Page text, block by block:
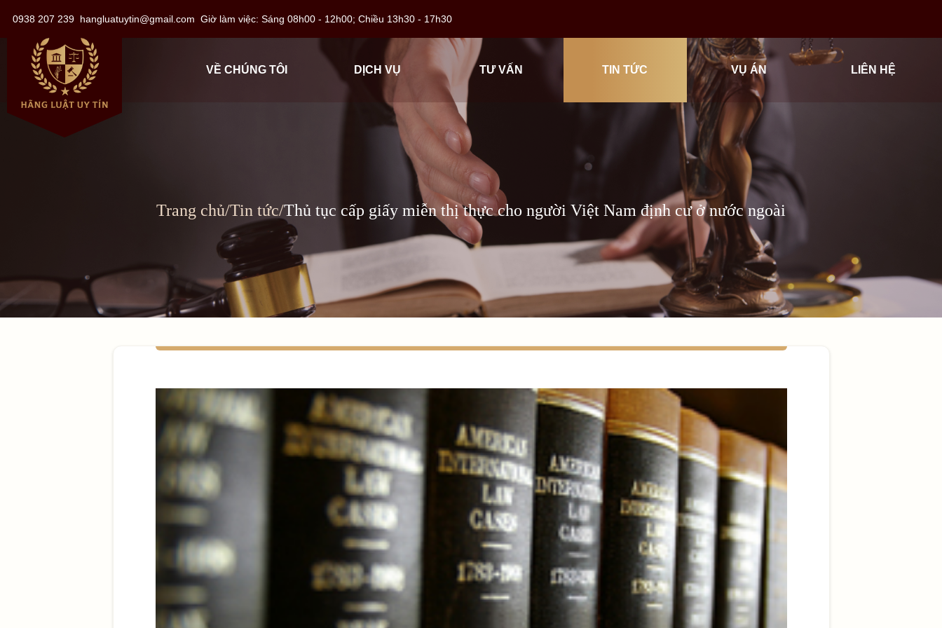
0938 207 239 hangluatuytin@gmail.com Giờ làm việc: Sáng 08h00 - 12h00; Chiều 13h30 - 17h30
VỀ CHÚNG TÔI DỊCH VỤ TƯ VẤN TIN TỨC VỤ ÁN LIÊN HỆ
Trang chủ/Tin tức/Thủ tục cấp giấy miễn thị thực cho người Việt Nam định cư ở nước ngoài